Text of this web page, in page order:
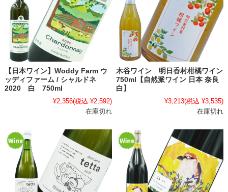
【日本ワイン】Woddy Farm ウ
ッディファーム / シャルドネ
2020 白 750ml
¥2,356(税込 ¥2,592)
在庫切れ
木谷ワイン 明日香村柑橘ワイン
750ml【自然派ワイン 日本 奈良
白】
¥3,213(税込 ¥3,535)
在庫切れ